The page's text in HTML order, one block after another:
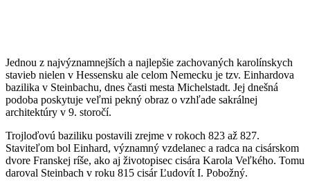
Jednou z najvýznamnejších a najlepšie zachovaných karolínskych
stavieb nielen v Hessensku ale celom Nemecku je tzv. Einhardova
bazilika v Steinbachu, dnes časti mesta Michelstadt. Jej dnešná
podoba poskytuje veľmi pekný obraz o vzhľade sakrálnej
architektúry v 9. storočí.
Trojloďovú baziliku postavili zrejme v rokoch 823 až 827.
Staviteľom bol Einhard, významný vzdelanec a radca na cisárskom
dvore Franskej ríše, ako aj životopisec cisára Karola Veľkého. Tomu
daroval Steinbach v roku 815 cisár Ľudovít I. Pobožný.